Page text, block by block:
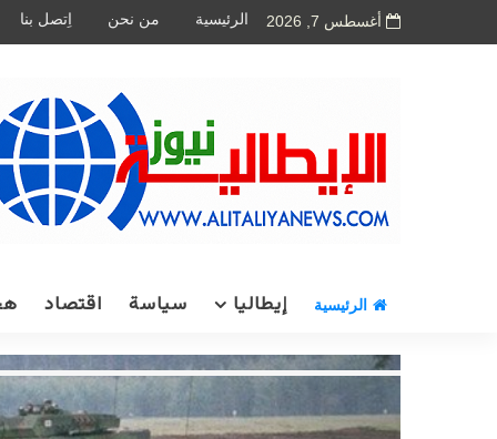
أغسطس 7, 2026 الرئيسية من نحن اِتصل بنا
الرئيسية إيطاليا سياسة اقتصاد